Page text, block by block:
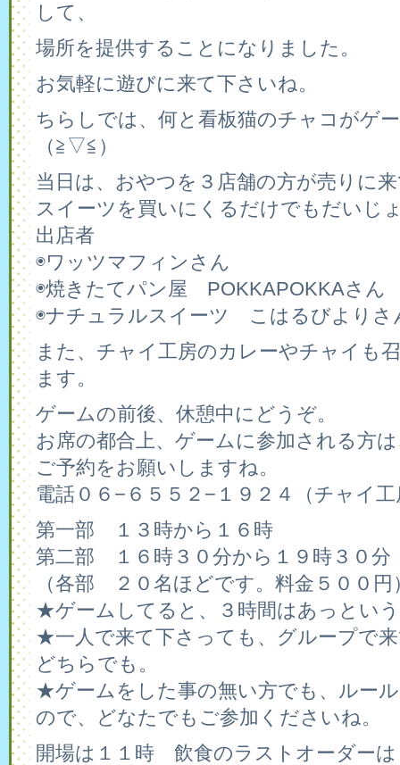
して、
場所を提供することになりました。
お気軽に遊びに来て下さいね。
ちらしでは、何と看板猫のチャコがゲ
（≧▽≦）
当日は、おやつを３店舗の方が売りに
スイーツを買いにくるだけでもだいじ
出店者
◉ワッツマフィンさん
◉焼きたてパン屋 POKKAPOKKAさん
◉ナチュラルスイーツ こはるびよりさ
また、チャイ工房のカレーやチャイも
ます。
ゲームの前後、休憩中にどうぞ。
お席の都合上、ゲームに参加される方
ご予約をお願いしますね。
電話０６−６５５２−１９２４（チャイ
第一部 １３時から１６時
第二部 １６時３０分から１９時３０分
（各部 ２０名ほどです。料金５００円
★ゲームしてると、３時間はあっとい
★一人で来て下さっても、グループで
どちらでも。
★ゲームをした事の無い方でも、ルー
ので、どなたでもご参加くださいね。
開場は１１時 飲食のラストオーダーは